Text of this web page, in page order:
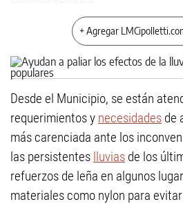
+ Agregar
Desde el Municipio, se están
requerimientos y necesidades de
más carenciada ante los
las persistentes lluvias de los
refuerzos de leña en algunos
materiales como nylon para